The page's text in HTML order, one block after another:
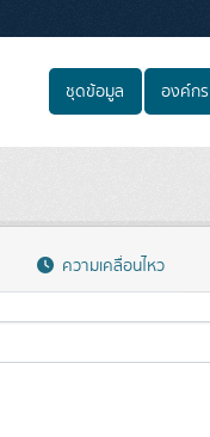
ชุดข้อมูล องค์กร
ความเคลื่อนไหว